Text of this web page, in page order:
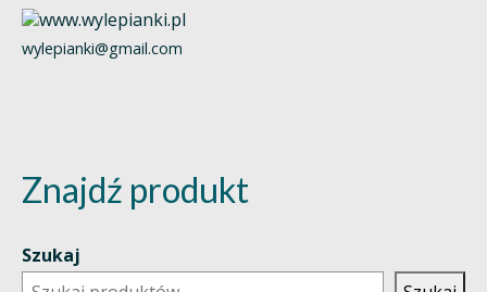
wylepianki@gmail.com
Znajdź produkt
Szukaj